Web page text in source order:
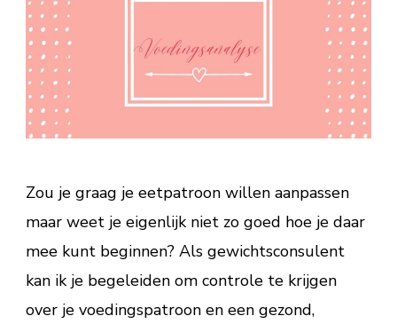
Zou je graag je eetpatroon willen aanpassen
maar weet je eigenlijk niet zo goed hoe je daar
mee kunt beginnen? Als gewichtsconsulent
kan ik je begeleiden om controle te krijgen
over je voedingspatroon en een gezond,